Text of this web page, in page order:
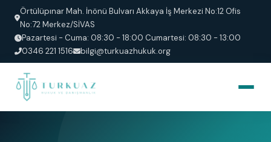
Örtülüpınar Mah. İnönü Bulvarı Akkaya İş Merkezi No:12 Ofis
No:72 Merkez/SİVAS
Pazartesi - Cuma: 08:30 - 18:00 Cumartesi: 08:30 - 13:00
0346 221 1516
bilgi@turkuazhukuk.org